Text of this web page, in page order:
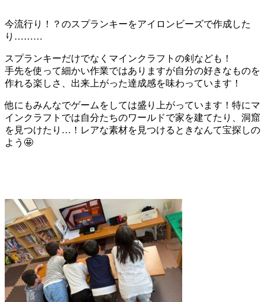
今流行り！？のスプランキーをアイロンビーズで作成した
り………
スプランキーだけでなくマインクラフトの剣なども！
手先を使って細かい作業ではありますが自分の好きなものを
作れる楽しさ、出来上がった達成感を味わっています！
他にもみんなでゲームをしては盛り上がっています！特にマ
インクラフトでは自分たちのワールドで家を建てたり、洞窟
を見つけたり…！レアな素材を見つけるときなんて宝探しの
よう🤩